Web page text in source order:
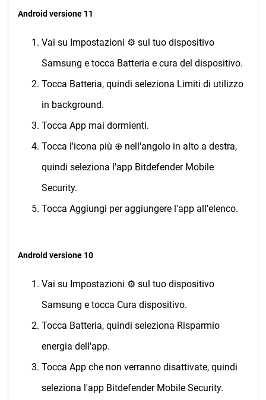
Android versione 11
Vai su Impostazioni ⚙︎ sul tuo dispositivo
Samsung e tocca Batteria e cura del dispositivo.
Tocca Batteria, quindi seleziona Limiti di utilizzo
in background.
Tocca App mai dormienti.
Tocca l'icona più ⊕ nell'angolo in alto a destra,
quindi seleziona l'app Bitdefender Mobile
Security.
Tocca Aggiungi per aggiungere l'app all'elenco.
Android versione 10
Vai su Impostazioni ⚙︎ sul tuo dispositivo
Samsung e tocca Cura dispositivo.
Tocca Batteria, quindi seleziona Risparmio
energia dell'app.
Tocca App che non verranno disattivate, quindi
seleziona l'app Bitdefender Mobile Security.